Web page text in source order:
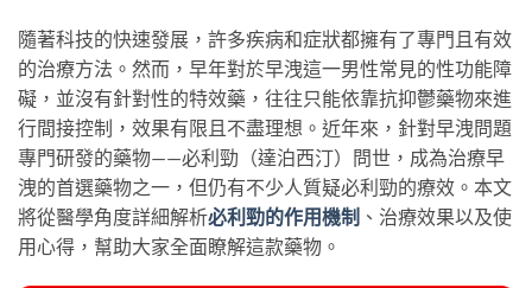
隨著科技的快速發展，許多疾病和症狀都擁有了專門且有效
的治療方法。然而，早年對於早洩這一男性常見的性功能障
礙，並沒有針對性的特效藥，往往只能依靠抗抑鬱藥物來進
行間接控制，效果有限且不盡理想。近年來，針對早洩問題
專門研發的藥物——必利勁（達泊西汀）問世，成為治療早
洩的首選藥物之一，但仍有不少人質疑必利勁的療效。本文
將從醫學角度詳細解析必利勁的作用機制 、治療效果以及使
用心得，幫助大家全面瞭解這款藥物。